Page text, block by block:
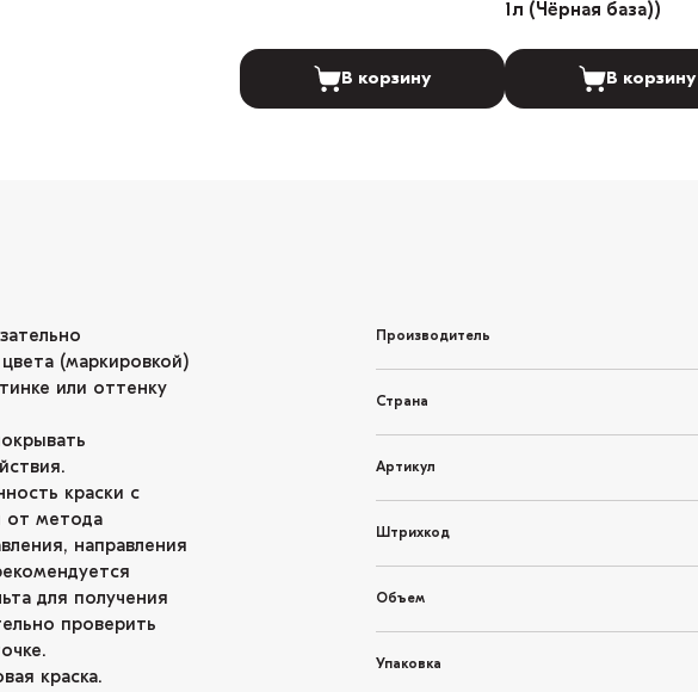
В корзину
1л (Чёрная база))
В корзину
(маркировкой)
или оттенку
краски с
от метода
направления
для получения
проверить
краска.
Производитель
Страна
Артикул
Штрихкод
Объем
Упаковка